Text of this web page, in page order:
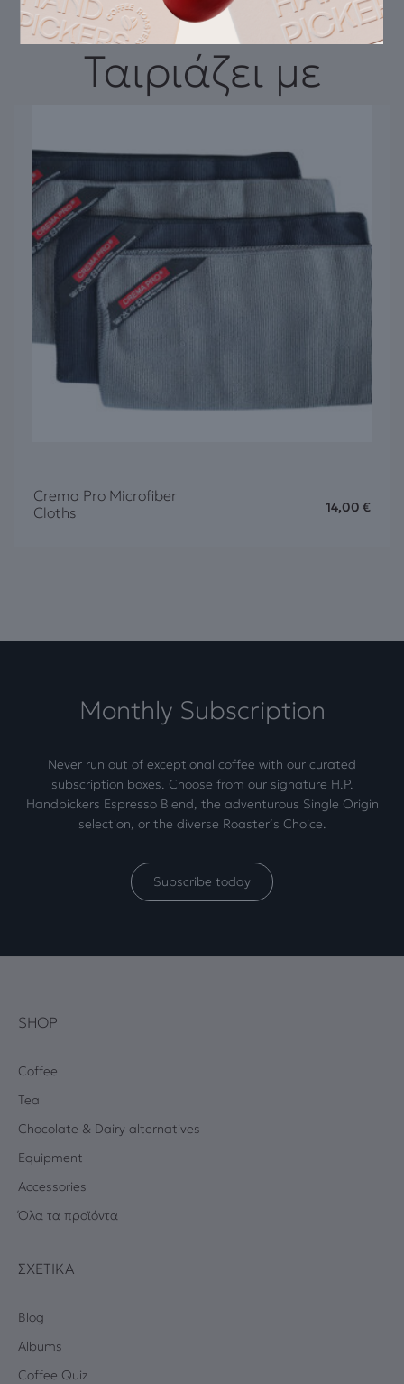
Ταιριάζει με
Crema Pro Microfiber
Cloths
14,00 €
Monthly Subscription
Never run out of exceptional coffee with our curated
subscription boxes. Choose from our signature H.P.
Handpickers Espresso Blend, the adventurous Single Origin
selection, or the diverse Roaster’s Choice.
Subscribe today
SHOP
Coffee
Tea
Chocolate & Dairy alternatives
Equipment
Accessories
Όλα τα προϊόντα
ΣΧΕΤΙΚΆ
Blog
Albums
Coffee Quiz